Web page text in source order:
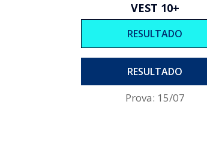
VEST 10+
RESULTADO
RESULTADO
Prova: 15/07